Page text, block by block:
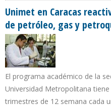
Unimet en Caracas
de petróleo, gas y
El programa académico de la
Universidad Metropolitana
trimestres de 12 semana cada